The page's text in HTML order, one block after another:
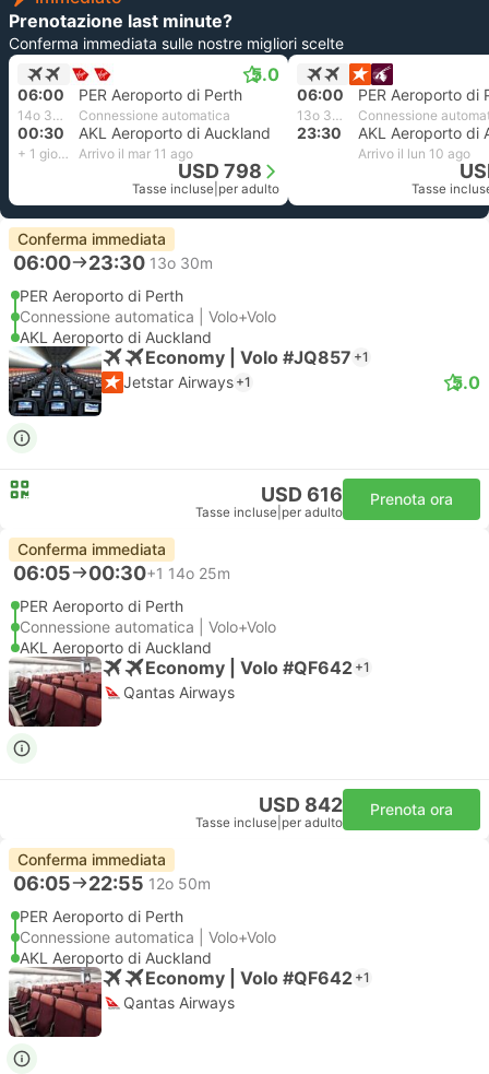
Prenotazione last minute?
Conferma immediata sulle nostre migliori scelte
5.0
06:00 PER Aeroporto di Perth
14o 30m Connessione automatica
00:30 AKL Aeroporto di Auckland
+ 1 giorno Arrivo il mar 11 ago
USD 798
Tasse incluse per adulto
06:00 PER Aeroporto di
13o 30m Connessione
23:30 AKL Aeroporto di
Arrivo il lun 10 ago
Tasse
Conferma immediata
06:00 23:30 13o 30m
PER Aeroporto di Perth
Connessione automatica | Volo+Volo
AKL Aeroporto di Auckland
Economy | Volo #JQ857 +1
Jetstar Airways +1 5.0
USD 616
Tasse incluse per adulto
Prenota ora
Conferma immediata
06:05 00:30+1 14o 25m
PER Aeroporto di Perth
Connessione automatica | Volo+Volo
AKL Aeroporto di Auckland
Economy | Volo #QF642 +1
Qantas Airways
USD 842
Tasse incluse per adulto
Prenota ora
Conferma immediata
06:05 22:55 12o 50m
PER Aeroporto di Perth
Connessione automatica | Volo+Volo
AKL Aeroporto di Auckland
Economy | Volo #QF642 +1
Qantas Airways